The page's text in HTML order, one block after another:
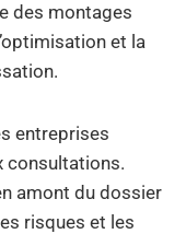
des montages
et la
entreprises
consultations.
amont du dossier
risques et les